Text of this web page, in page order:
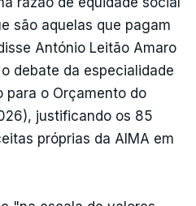
são aquelas que pagam
António Leitão Amaro
debate da especialidade
para o Orçamento do
justificando os 85
próprias da AIMA em